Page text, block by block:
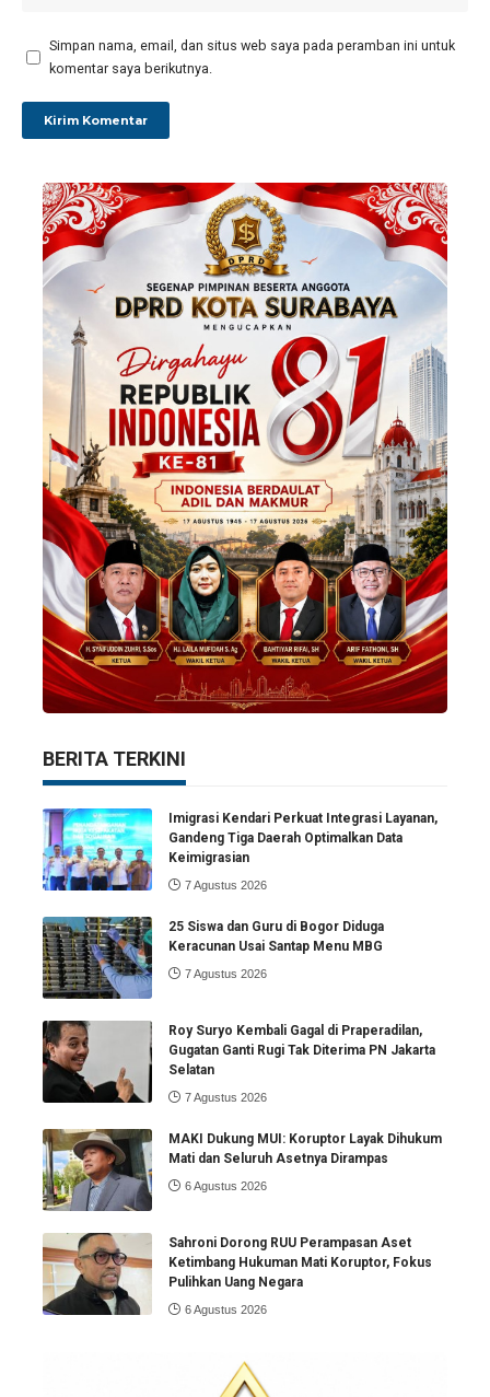
Simpan nama, email, dan situs web saya pada peramban ini untuk
komentar saya berikutnya.
BERITA TERKINI
Imigrasi Kendari Perkuat Integrasi Layanan,
Gandeng Tiga Daerah Optimalkan Data
Keimigrasian
7 Agustus 2026
25 Siswa dan Guru di Bogor Diduga
Keracunan Usai Santap Menu MBG
7 Agustus 2026
Roy Suryo Kembali Gagal di Praperadilan,
Gugatan Ganti Rugi Tak Diterima PN Jakarta
Selatan
7 Agustus 2026
MAKI Dukung MUI: Koruptor Layak Dihukum
Mati dan Seluruh Asetnya Dirampas
6 Agustus 2026
Sahroni Dorong RUU Perampasan Aset
Ketimbang Hukuman Mati Koruptor, Fokus
Pulihkan Uang Negara
6 Agustus 2026